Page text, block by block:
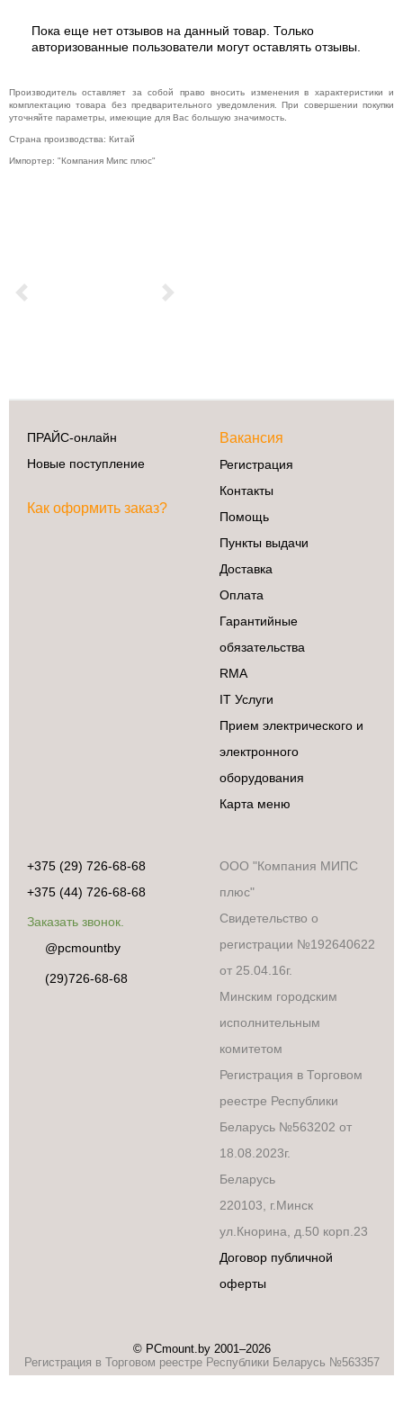
Previous Next
Пока еще нет отзывов на данный товар. Только
авторизованные пользователи могут оставлять отзывы.
Производитель оставляет за собой право вносить изменения в характеристики и
комплектацию товара без предварительного уведомления. При совершении покупки
уточняйте параметры, имеющие для Вас большую значимость.
Страна производства: Китай
Импортер: "Компания Мипс плюс"
ПРАЙС-онлайн
Новые поступление
Как оформить заказ?
Вакансия
Регистрация
Контакты
Помощь
Пункты выдачи
Доставка
Оплата
Гарантийные
обязательства
RMA
IT Услуги
Прием электрического и
электронного
оборудования
Карта меню
+375 (29) 726-68-68
+375 (44) 726-68-68
Заказать звонок.
@pcmountby
(29)726-68-68
ООО "Компания МИПС
плюс"
Свидетельство о
регистрации №192640622
от 25.04.16г.
Минским городским
исполнительным
комитетом
Регистрация в Торговом
реестре Республики
Беларусь №563202 от
18.08.2023г.
Беларусь
220103, г.Минск
ул.Кнорина, д.50 корп.23
Договор публичной
оферты
© PCmount.by 2001–2026
Регистрация в Торговом реестре Республики Беларусь №563357